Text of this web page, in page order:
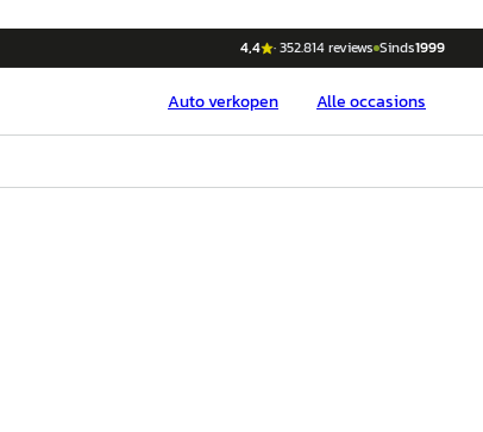
4,4 ·352.814reviews Sinds1999
Autoverkopen Alle occasions